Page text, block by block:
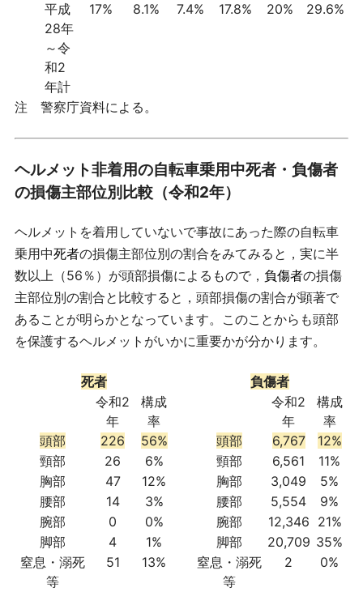
平成
28年
～令
和2
年計
17% 8.1% 7.4% 17.8% 20% 29.6%
注 警察庁資料による。
ヘルメット非着用の自転車乗用中死者・負傷者
の損傷主部位別比較（令和2年）
ヘルメットを着用していないで事故にあった際の自転車
乗用中死者の損傷主部位別の割合をみてみると，実に半
数以上（56％）が頭部損傷によるもので， 負傷者の損傷
主部位別の割合と比較すると，頭部損傷の割合が顕著で
あることが明らかとなっています。このことからも頭部
を保護するヘルメットがいかに重要かが分かります。
死者
負傷者
令和2
年
構成
率
令和2
年
構成
率
頭部
226 56% 頭部 6,767
12%
頸部
26 6% 頸部 6,561
11%
胸部
47 12% 胸部 3,049
5%
腰部
14 3% 腰部 5,554
9%
腕部
0 0% 腕部 12,346 21%
脚部
4 1% 脚部 20,709 35%
窒息・溺死
等
51 13%
窒息・溺死
等
2 0%